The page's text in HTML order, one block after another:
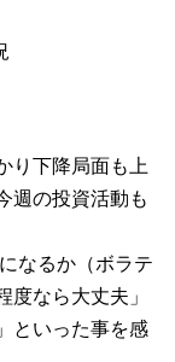
り下降局面も上
週の投資活動も
なるか（ボラテ
度なら大丈夫」
といった事を感